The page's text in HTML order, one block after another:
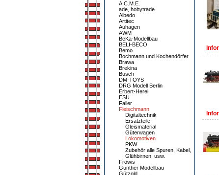
A.C.M.E.
ade, hobytrade
Albedo
Artitec
Auhagen
AWM
BeKa-Modellbau
BELI-BECO
Bemo
Bochmann und Kochendörfer
Brawa
Brekina
Busch
DM-TOYS
DRG Modell Berlin
Erbert-Herei
ESU
Faller
Fleischmann
Digitaltechnik
Ersatzteile
Gleismaterial
Güterwagen
Lokomotiven
PKW
Zubehör alle Spuren, Kabel,
Glühbirnen, usw.
Fröwis
Günther Modellbau
Gützold